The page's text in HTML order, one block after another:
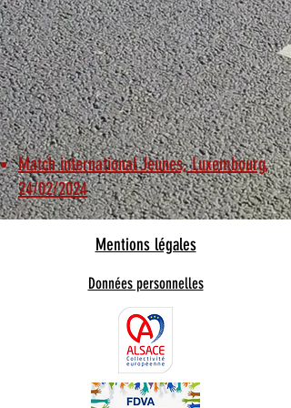
Match international Jeunes, Luxembourg,
24/02/2024
Mentions légales
Données personnelles